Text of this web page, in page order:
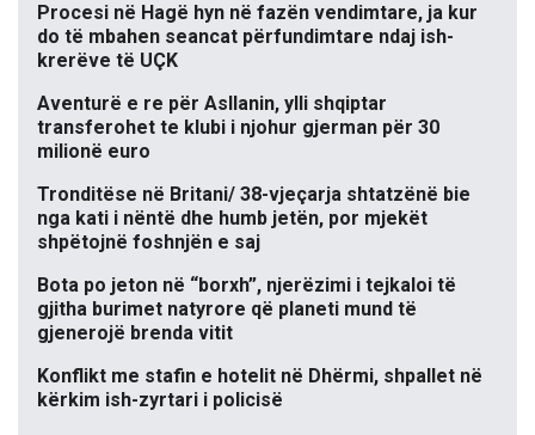
Procesi në Hagë hyn në fazën vendimtare, ja kur
do të mbahen seancat përfundimtare ndaj ish-
krerëve të UÇK
Aventurë e re për Asllanin, ylli shqiptar
transferohet te klubi i njohur gjerman për 30
milionë euro
Tronditëse në Britani/ 38-vjeçarja shtatzënë bie
nga kati i nëntë dhe humb jetën, por mjekët
shpëtojnë foshnjën e saj
Bota po jeton në “borxh”, njerëzimi i tejkaloi të
gjitha burimet natyrore që planeti mund të
gjenerojë brenda vitit
Konflikt me stafin e hotelit në Dhërmi, shpallet në
kërkim ish-zyrtari i policisë